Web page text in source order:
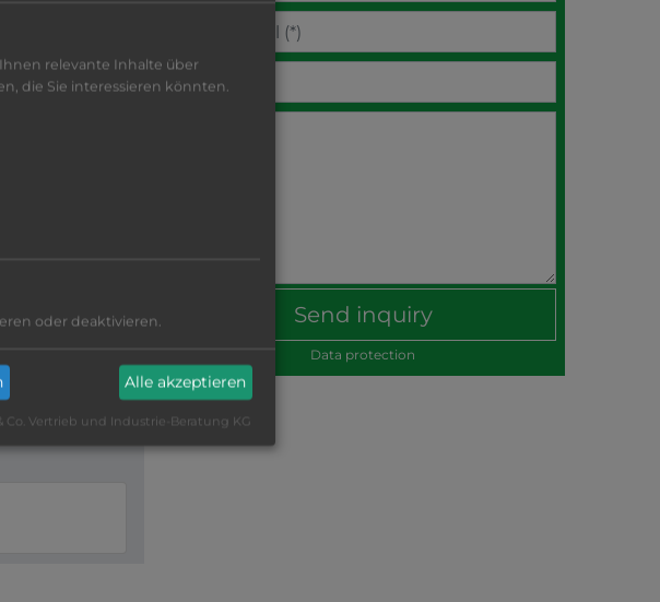
relevante Inhalte über
die Sie interessieren könnten.
oder deaktivieren.
Alle akzeptieren
Co. Vertrieb und Industrie-Beratung KG
01-29474
Data protection